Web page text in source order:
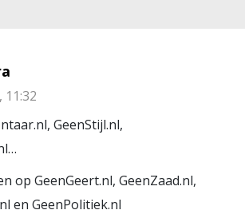
11:32
GeenStijl.nl,
op GeenGeert.nl, GeenZaad.nl,
en GeenPolitiek.nl